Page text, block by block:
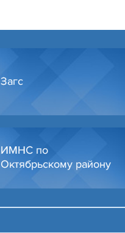
Загс
ИМНС по
Октябрьскому району